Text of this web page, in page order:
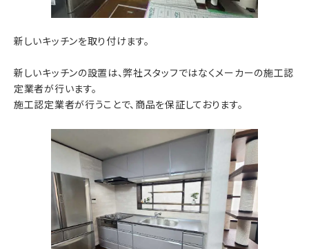
新しいキッチンを取り付けます。
新しいキッチンの設置は、弊社スタッフではなくメーカーの施工認
定業者が行います。
施工認定業者が行うことで、商品を保証しております。